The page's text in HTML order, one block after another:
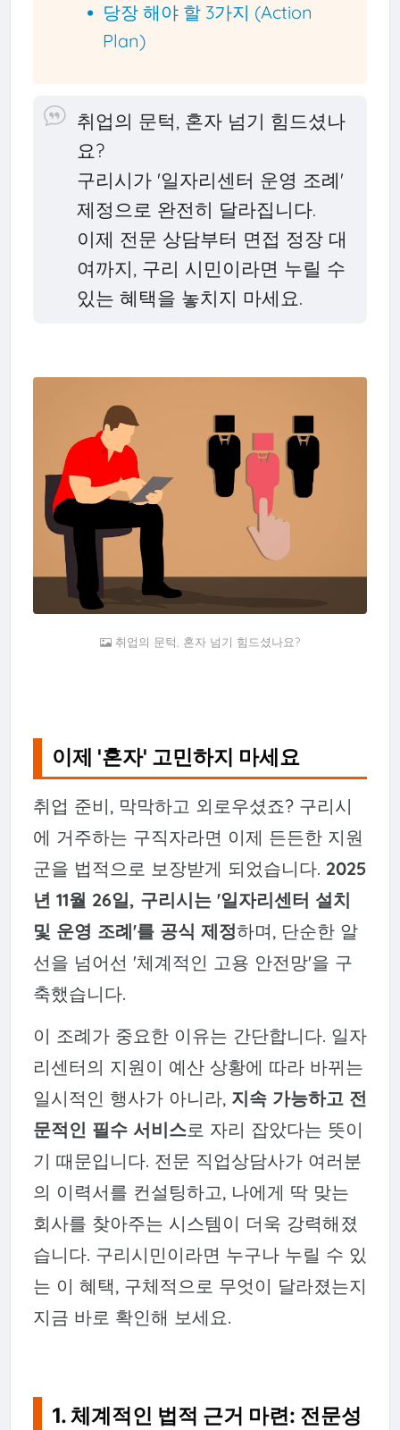
당장 해야 할 3가지 (Action
Plan)
취업의 문턱, 혼자 넘기 힘드셨나
요?
구리시가 '일자리센터 운영 조례'
제정으로 완전히 달라집니다.
이제 전문 상담부터 면접 정장 대
여까지, 구리 시민이라면 누릴 수
있는 혜택을 놓치지 마세요.
취업의 문턱, 혼자 넘기 힘드셨나요?
이제 '혼자' 고민하지 마세요
취업 준비, 막막하고 외로우셨죠? 구리시
에 거주하는 구직자라면 이제 든든한 지원
군을 법적으로 보장받게 되었습니다. 2025
년 11월 26일, 구리시는 '일자리센터 설치
및 운영 조례'를 공식 제정하며, 단순한 알
선을 넘어선 '체계적인 고용 안전망'을 구
축했습니다.
이 조례가 중요한 이유는 간단합니다. 일자
리센터의 지원이 예산 상황에 따라 바뀌는
일시적인 행사가 아니라, 지속 가능하고 전
문적인 필수 서비스로 자리 잡았다는 뜻이
기 때문입니다. 전문 직업상담사가 여러분
의 이력서를 컨설팅하고, 나에게 딱 맞는
회사를 찾아주는 시스템이 더욱 강력해졌
습니다. 구리시민이라면 누구나 누릴 수 있
는 이 혜택, 구체적으로 무엇이 달라졌는지
지금 바로 확인해 보세요.
1. 체계적인 법적 근거 마련: 전문성